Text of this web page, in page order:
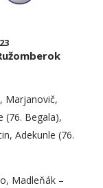
Marjanovič,
(76. Begala),
Adekunle (76.
Madleňák –